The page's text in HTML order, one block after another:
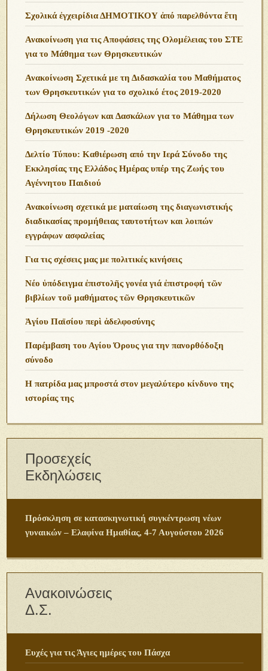
Σχολικά ἐγχειρίδια ΔΗΜΟΤΙΚΟΥ ἀπό παρελθόντα ἔτη
Ανακοίνωση για τις Αποφάσεις της Ολομέλειας του ΣΤΕ
για το Μάθημα των Θρησκευτικών
Ανακοίνωση Σχετικά με τη Διδασκαλία του Μαθήματος
των Θρησκευτικών για το σχολικό έτος 2019-2020
Δήλωση Θεολόγων και Δασκάλων για το Μάθημα των
Θρησκευτικών 2019 -2020
Δελτίο Τύπου: Καθιέρωση από την Ιερά Σύνοδο της
Εκκλησίας της Ελλάδος Ημέρας υπέρ της Ζωής του
Αγέννητου Παιδιού
Ανακοίνωση σχετικά με ματαίωση της διαγωνιστικής
διαδικασίας προμήθειας ταυτοτήτων και λοιπών
εγγράφων ασφαλείας
Για τις σχέσεις μας με πολιτικές κινήσεις
Νέο ὑπόδειγμα ἐπιστολῆς γονέα γιά ἐπιστροφή τῶν
βιβλίων τοῦ μαθήματος τῶν Θρησκευτικῶν
Ἁγίου Παϊσίου περὶ ἀδελφοσύνης
Παρέμβαση του Αγίου Όρους για την πανορθόδοξη
σύνοδο
Η πατρίδα μας μπροστά στον μεγαλύτερο κίνδυνο της
ιστορίας της
Προσεχείς
Εκδηλώσεις
Πρόσκληση σε κατασκηνωτική συγκέντρωση νέων
γυναικών – Ελαφίνα Ημαθίας, 4-7 Αυγούστου 2026
Ανακοινώσεις
Δ.Σ.
Ευχές για τις Άγιες ημέρες του Πάσχα